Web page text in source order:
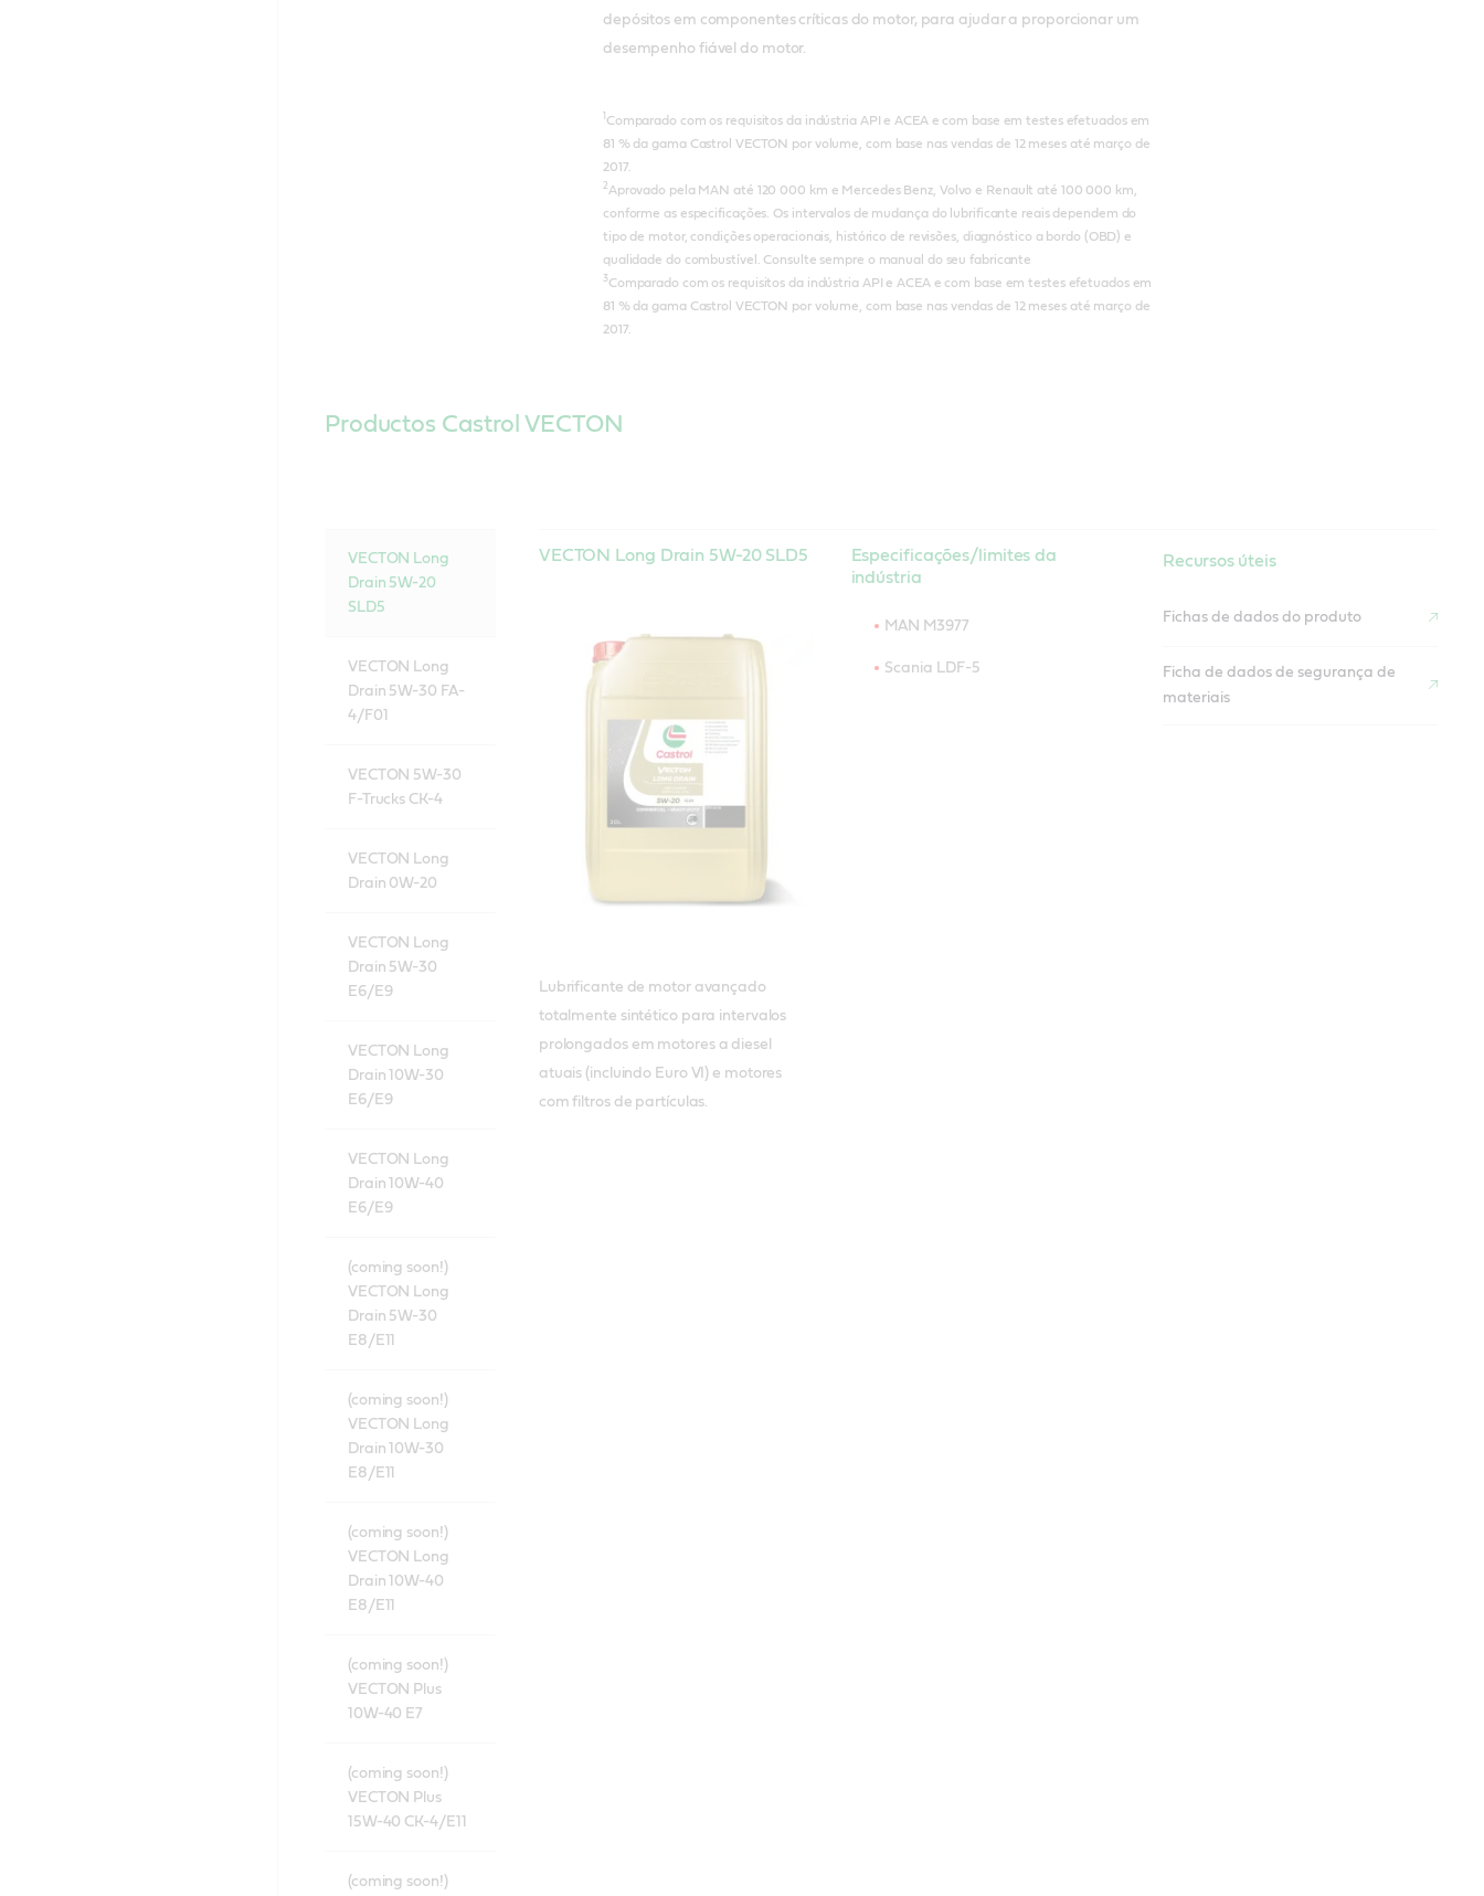
depósitos em componentes críticas do motor, para ajudar a proporcionar um
desempenho fiável do motor.
Comparado com os requisitos da indústria API e ACEA e com base em testes efetuados em
81 % da gama Castrol VECTON por volume, com base nas vendas de 12 meses até março de
2017.
2 Aprovado pela MAN até 120 000 km e Mercedes Benz, Volvo e Renault até 100 000 km,
conforme as especificações. Os intervalos de mudança do lubrificante reais dependem do
tipo de motor, condições operacionais, histórico de revisões, diagnóstico a bordo (OBD) e
qualidade do combustível. Consulte sempre o manual do seu fabricante
3Comparado com os requisitos da indústria API e ACEA e com base em testes efetuados em
81 % da gama Castrol VECTON por volume, com base nas vendas de 12 meses até março de
2017.
Productos Castrol VECTON
VECTON Long
Drain 5W-20
SLD5
VECTON Long
Drain 5W-30 FA-
4/F01
VECTON 5W-30
F-Trucks CK-4
VECTON Long
Drain 0W-20
VECTON Long
Drain 5W-30
E6/E9
VECTON Long
Drain 10W-30
E6/E9
VECTON Long
Drain 10W-40
E6/E9
(coming soon!)
VECTON Long
Drain 5W-30
E8/E11
(coming soon!)
VECTON Long
Drain 10W-30
E8/E11
(coming soon!)
VECTON Long
Drain 10W-40
E8/E11
(coming soon!)
VECTON Plus
10W-40 E7
(coming soon!)
VECTON Plus
15W-40 CK-4/E11
(coming soon!)
VECTON Long Drain 5W-20 SLD5
Lubrificante de motor avançado
totalmente sintético para intervalos
prolongados em motores a diesel
atuais (incluindo Euro VI) e motores
com filtros de partículas.
Especificações/limites da
indústria
MAN M3977
Scania LDF-5
Recursos úteis
Fichas de dados do produto
Ficha de dados de segurança de
materiais